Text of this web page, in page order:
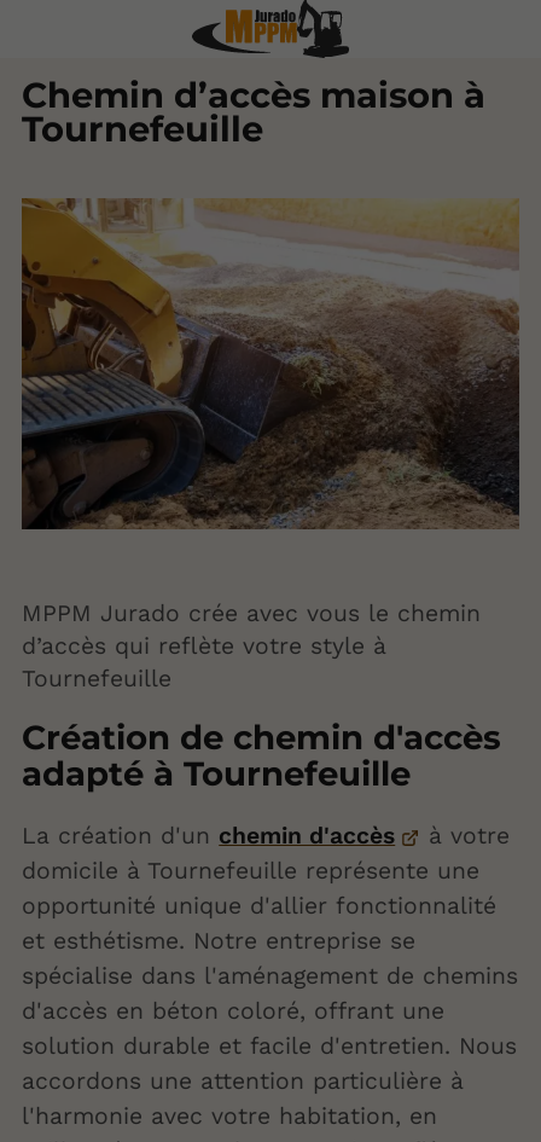
Chemin d’accès maison à
Tournefeuille
MPPM Jurado crée avec vous le chemin
d’accès qui reflète votre style à
Tournefeuille
Création de chemin d'accès
adapté à Tournefeuille
La création d'un chemin d'accès
à votre
domicile à Tournefeuille représente une
opportunité unique d'allier fonctionnalité
et esthétisme. Notre entreprise se
spécialise dans l'aménagement de chemins
d'accès en béton coloré, offrant une
solution durable et facile d'entretien. Nous
accordons une attention particulière à
l'harmonie avec votre habitation, en